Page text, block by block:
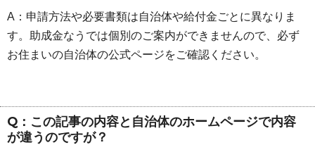
A：申請方法や必要書類は自治体や給付金ごとに異なりま
す。助成金なうでは個別のご案内ができませんので、必ず
お住まいの自治体の公式ページをご確認ください。
Q：この記事の内容と自治体のホームページで内容
が違うのですが？